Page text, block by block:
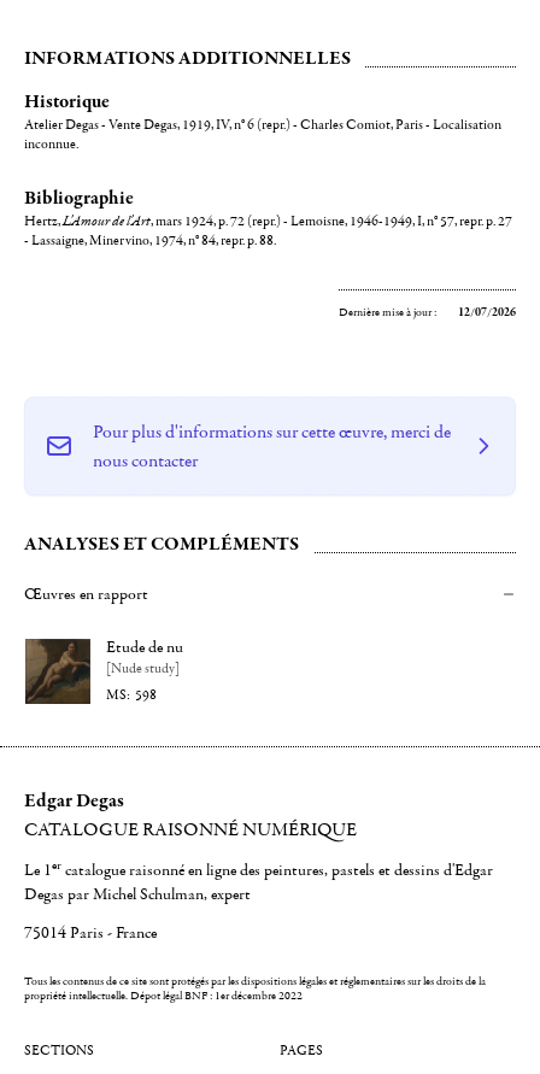
INFORMATIONS ADDITIONNELLES
Historique
Atelier Degas - Vente Degas, 1919, IV, n° 6 (repr.) - Charles Comiot, Paris - Localisation
inconnue.
Bibliographie
Hertz,L'Amour de l'Art, mars 1924, p. 72 (repr.) - Lemoisne, 1946-1949, I, n° 57, repr. p. 27
- Lassaigne, Minervino, 1974, n° 84, repr. p. 88.
Dernière mise à jour : 12/07/2026
Pour plus d'informations sur cette œuvre, merci de
nous contacter
ANALYSES ET COMPLÉMENTS
Œuvres en rapport
Etude de nu
[Nude study]
598
Edgar Degas
CATALOGUE RAISONNÉ NUMÉRIQUE
Le 1er catalogue raisonné en ligne des peintures, pastels et dessins d'Edgar
Degas par Michel Schulman, expert
75014 Paris - France
Tous les contenus de ce site sont protégés par les dispositions légales et réglementaires sur les droits de la
propriété intellectuelle.Dépot légal BNF : 1er décembre 2022
SECTIONS PAGES